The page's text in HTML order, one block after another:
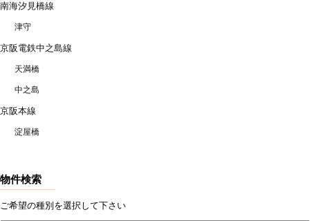
南海汐見橋線
津守
京阪電鉄中之島線
天満橋
中之島
京阪本線
淀屋橋
物件検索
ご希望の種別を選択して下さい